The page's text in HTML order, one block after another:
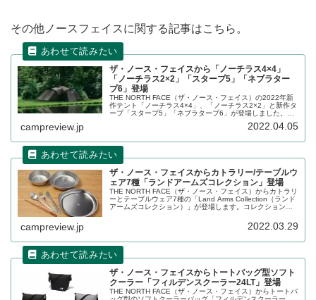
その他ノースフェイスに関する記事はこちら。
ザ・ノース・フェイスから「ノーチラス4×4」
「ノーチラス2×2」「スタープ5」「ネブラター
プ6」登場
THE NORTH FACE（ザ・ノース・フェイス）の2022年新
作テント「ノーチラス4×4」、「ノーチラス2×2」と新作タ
ープ「スタープ5」「ネブラタープ6」が登場しました。
campreview.jp 2022.04.05
ザ・ノース・フェイスからカトラリー/テーブルウ
ェア7種「ランドアームズコレクション」登場
THE NORTH FACE（ザ・ノース・フェイス）からカトラリ
ーとテーブルウェア7種の「Land Arms Collection（ランド
アームズコレクション）」が登場します。コレクションに
campreview.jp 2022.03.29
ザ・ノース・フェイスからトートバッグ型ソフト
クーラー「フィルデンスクーラー24LT」登場
THE NORTH FACE（ザ・ノース・フェイス）からトートバ